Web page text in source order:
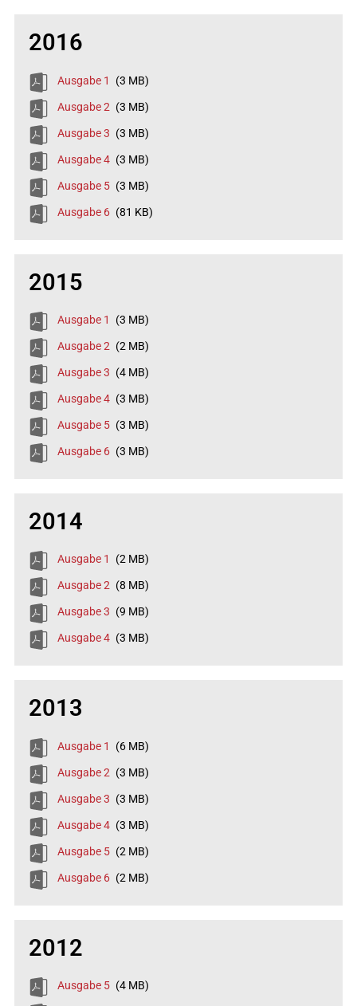
2016
Ausgabe 1
(3 MB)
Ausgabe 2 (3 MB)
Ausgabe 3 (3 MB)
Ausgabe 4 (3 MB)
Ausgabe 5 (3 MB)
Ausgabe 6 (81 KB)
2015
Ausgabe 1
(3 MB)
Ausgabe 2 (2 MB)
Ausgabe 3 (4 MB)
Ausgabe 4 (3 MB)
Ausgabe 5 (3 MB)
Ausgabe 6 (3 MB)
2014
Ausgabe 1
(2 MB)
Ausgabe 2 (8 MB)
Ausgabe 3 (9 MB)
Ausgabe 4 (3 MB)
2013
Ausgabe 1
(6 MB)
Ausgabe 2 (3 MB)
Ausgabe 3 (3 MB)
Ausgabe 4 (3 MB)
Ausgabe 5 (2 MB)
Ausgabe 6 (2 MB)
2012
Ausgabe 5 (4 MB)